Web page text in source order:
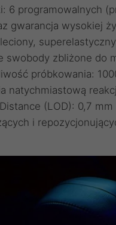
6 programowalnych
gwarancja wysokiej
swobody zbliżone do
próbkowania:
natychmiastową
(LOD): 0,7
i